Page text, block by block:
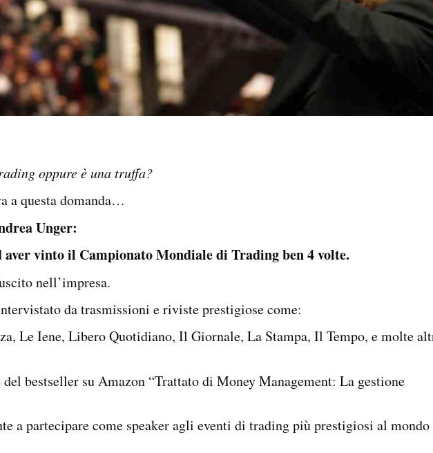
oppure è una truffa?
a questa domanda…
Unger:
vinto il Campionato Mondiale di Trading ben 4 volte.
nell’impresa.
da trasmissioni e riviste prestigiose come:
Le Iene, Libero Quotidiano, Il Giornale, La Stampa, Il Tempo, e molte
del bestseller su Amazon “Trattato di Money Management: La gestione
a partecipare come speaker agli eventi di trading più prestigiosi al